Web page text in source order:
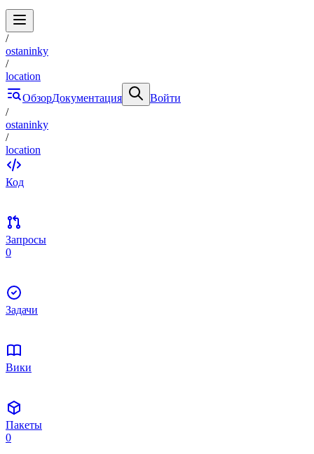
/
ostaninky
/
location
ОбзорДокументация
Войти
/
ostaninky
/
location
Код
Запросы
0
Задачи
Вики
Пакеты
0